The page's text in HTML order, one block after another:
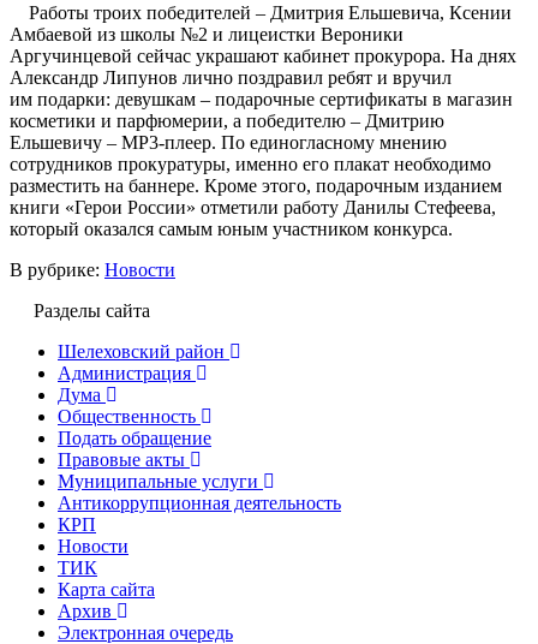
Работы троих победителей – Дмитрия Ельшевича, Ксении
Амбаевой из школы №2 и лицеистки Вероники
Аргучинцевой сейчас украшают кабинет прокурора. На днях
Александр Липунов лично поздравил ребят и вручил
им подарки: девушкам – подарочные сертификаты в магазин
косметики и парфюмерии, а победителю – Дмитрию
Ельшевичу – МР3-плеер. По единогласному мнению
сотрудников прокуратуры, именно его плакат необходимо
разместить на баннере. Кроме этого, подарочным изданием
книги «Герои России» отметили работу Данилы Стефеева,
который оказался самым юным участником конкурса.
В рубрике: Новости
Разделы сайта
Шелеховский район
Администрация
Дума
Общественность
Подать обращение
Правовые акты
Муниципальные услуги
Антикоррупционная деятельность
КРП
Новости
ТИК
Карта сайта
Архив
Электронная очередь